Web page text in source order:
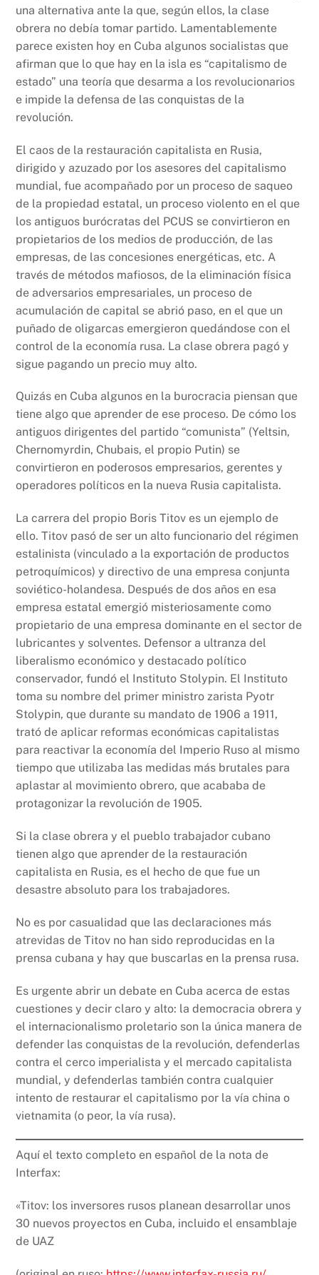
una alternativa ante la que, según ellos, la clase
obrera no debía tomar partido. Lamentablemente
parece existen hoy en Cuba algunos socialistas que
afirman que lo que hay en la isla es “capitalismo de
estado” una teoría que desarma a los revolucionarios
e impide la defensa de las conquistas de la
revolución.
El caos de la restauración capitalista en Rusia,
dirigido y azuzado por los asesores del capitalismo
mundial, fue acompañado por un proceso de saqueo
de la propiedad estatal, un proceso violento en el que
los antiguos burócratas del PCUS se convirtieron en
propietarios de los medios de producción, de las
empresas, de las concesiones energéticas, etc. A
través de métodos mafiosos, de la eliminación física
de adversarios empresariales, un proceso de
acumulación de capital se abrió paso, en el que un
puñado de oligarcas emergieron quedándose con el
control de la economía rusa. La clase obrera pagó y
sigue pagando un precio muy alto.
Quizás en Cuba algunos en la burocracia piensan que
tiene algo que aprender de ese proceso. De cómo los
antiguos dirigentes del partido “comunista” (Yeltsin,
Chernomyrdin, Chubais, el propio Putin) se
convirtieron en poderosos empresarios, gerentes y
operadores políticos en la nueva Rusia capitalista.
La carrera del propio Boris Titov es un ejemplo de
ello. Titov pasó de ser un alto funcionario del régimen
estalinista (vinculado a la exportación de productos
petroquímicos) y directivo de una empresa conjunta
soviético-holandesa. Después de dos años en esa
empresa estatal emergió misteriosamente como
propietario de una empresa dominante en el sector de
lubricantes y solventes. Defensor a ultranza del
liberalismo económico y destacado político
conservador, fundó el Instituto Stolypin. El Instituto
toma su nombre del primer ministro zarista Pyotr
Stolypin, que durante su mandato de 1906 a 1911,
trató de aplicar reformas económicas capitalistas
para reactivar la economía del Imperio Ruso al mismo
tiempo que utilizaba las medidas más brutales para
aplastar al movimiento obrero, que acababa de
protagonizar la revolución de 1905.
Si la clase obrera y el pueblo trabajador cubano
tienen algo que aprender de la restauración
capitalista en Rusia, es el hecho de que fue un
desastre absoluto para los trabajadores.
No es por casualidad que las declaraciones más
atrevidas de Titov no han sido reproducidas en la
prensa cubana y hay que buscarlas en la prensa rusa.
Es urgente abrir un debate en Cuba acerca de estas
cuestiones y decir claro y alto: la democracia obrera y
el internacionalismo proletario son la única manera de
defender las conquistas de la revolución, defenderlas
contra el cerco imperialista y el mercado capitalista
mundial, y defenderlas también contra cualquier
intento de restaurar el capitalismo por la vía china o
vietnamita (o peor, la vía rusa).
Aquí el texto completo en español de la nota de
Interfax:
«Titov: los inversores rusos planean desarrollar unos
30 nuevos proyectos en Cuba, incluido el ensamblaje
de UAZ